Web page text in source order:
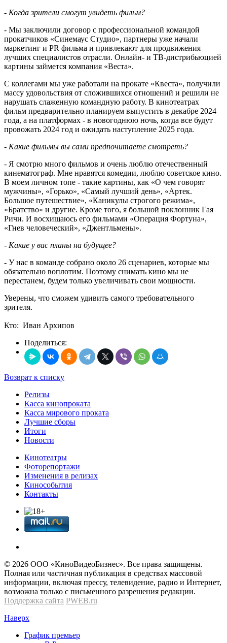
- Когда зрители смогут увидеть фильм?
- Мы заключили договор с профессиональной командой
прокатчиков «Синемаус Студио», партнеры уже начали
маркетинг и PR фильма и привлекают для продвижения
лучших специалистов отрасли. Онлайн- и ТВ-дистрибьюцией
картины займется компания «Веста».
С коллегами мы уже работали на прокате «Квеста», получили
массу удовольствия от сложившихся отношений и решили не
нарушать слаженную командную работу. В кинотеатрах
фильм предварительно планируем выпустить в декабре 2024
года, а на платформах - в новогоднюю ночь, когда все будут
провожать 2024 год и ожидать наступление 2025 года.
- Какие фильмы вы сами предпочитаете смотреть?
- Я смотрю много фильмов и очень люблю отечественный
кинематограф. Мне нравятся комедии, люблю советское кино.
В моем личном топе - такие картины, как «О чем говорят
мужчины», «Горько», «Самый лучший день», «Артек.
Большое путешествие», «Каникулы строгого режима»,
«Братство» и другие. Кроме того, я большой поклонник Гая
Ричи. И восхищаюсь его фильмами «Операция Фортуна»,
«Гнев человеческий», «Джентльмены».
- Какие у вас планы на будущее?
- У нас в команде собрано около 26 сценариев, которые мы
обязательно воплотим. Поэтому снимать кино мы не
перестанем, будем только увеличивать свои мощности.
Уверены, что сможем удивить самого требовательного
зрителя.
Кто: Иван Архипов
Поделиться:
Возврат к списку
Релизы
Касса кинопроката
Касса мирового проката
Лучшие сборы
Итоги
Новости
Кинотеатры
Фоторепортажи
Изменения в релизах
Кинособытия
Контакты
© 2026 OOО «КиноВидеоБизнес». Все права защищены.
Полная или частичная публикация в средствах массовой
информации, включая прессу, телевидение, радио и Интернет,
возможна только с письменного разрешения редакции.
Поддержка сайта PWEB.ru
Наверх
График премьер